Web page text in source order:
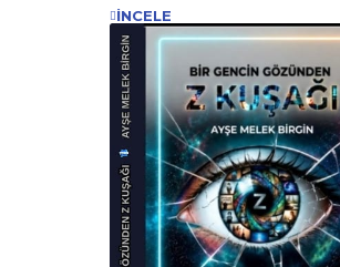
İNCELE